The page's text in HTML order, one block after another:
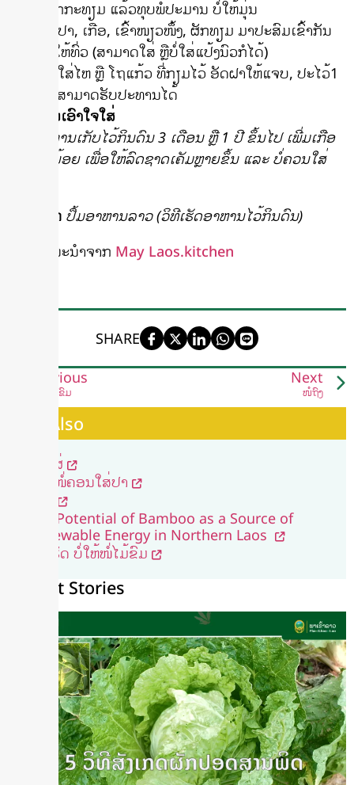
2. ປອກກະທຽມ ແລ້ວທຸບພໍປະມານ ບໍ່ໃຫ້ມຸ່ນ
3. ເອົາປາ, ເກືອ, ເຂົ້າໜຽວໜຶ້ງ, ຜັກທຽມ ມາປະສົມເຂົ້າກັນ
ແລ້ວຄົນໃຫ້ທົ່ວ (ສາມາດໃສ່ ຫຼືບໍ່ໃສ່ແປ້ງນົວກໍໄດ້)
4. ເອົາໃສ່ໄຫ ຫຼື ໂຖແກ້ວ ທີ່ກຽມໄວ້ ອັດຝາໃຫ້ແຈບ, ປະໄວ້1
ອາທິດ ກໍ່ສາມາດຮັບປະທານໄດ້
ສິ່ງທີ່ຄວນເອົາໃຈໃສ່
ຖ້າຕ້ອງການເກັບໄວ້ກິນດົນ 3 ເດືອນ ຫຼື 1 ປີ ຂຶ້ນໄປ ເພີ່ມເກືອ
ອີກເລັກນ້ອຍ ເພື່ອໃຫ້ລົດຊາດເຄັມຫຼາຍຂຶ້ນ ແລະ ບໍ່ຄວນໃສ່
ຂໍ້ມູນຈາກ ປຶ້ມອາຫານລາວ (ວິທີເຮັດອາຫານໄວ້ກິນດົນ)
ວີດີໂອແນະນຳຈາກ May Laos.kitchen
SHARE
Previous
ແຈ່ວໜໍ່ຂົມ
Next
ໜໍ່ຖົງ
See Also
ຕົ້ນໄຜ່
ແຈ່ວໜໍ່ຄອນໃສ່ປາ
The Potential of Bamboo as a Source of
Renewable Energy in Northern Laos
ວິທີເຮັດ ບໍ່ໃຫ້ໜໍ່ໄມ້ຂົມ
Recent Stories